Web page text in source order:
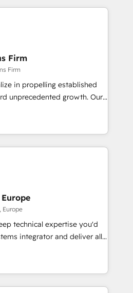
winning creative
combining strategic
excellence, we deliver
tailored to drive
efficiency. Why
Our
in CRM implementation,
and revenue operations. 🤝
onboarding and
needs. 🌟 Proven
businesses of all sizes
support or project-based
packages designed to fit
Firm
Firm
in propelling established
unprecedented growth. Our
and enhancing your growth,
Unlike conventional
dive deep into the
your business, ensuring that
experience to the table.
to your business's unique
approach that aligns
Europe
technical expertise you'd
integrator and deliver all
expect from your
UK's
we are experts at
of the HubSpot platform and